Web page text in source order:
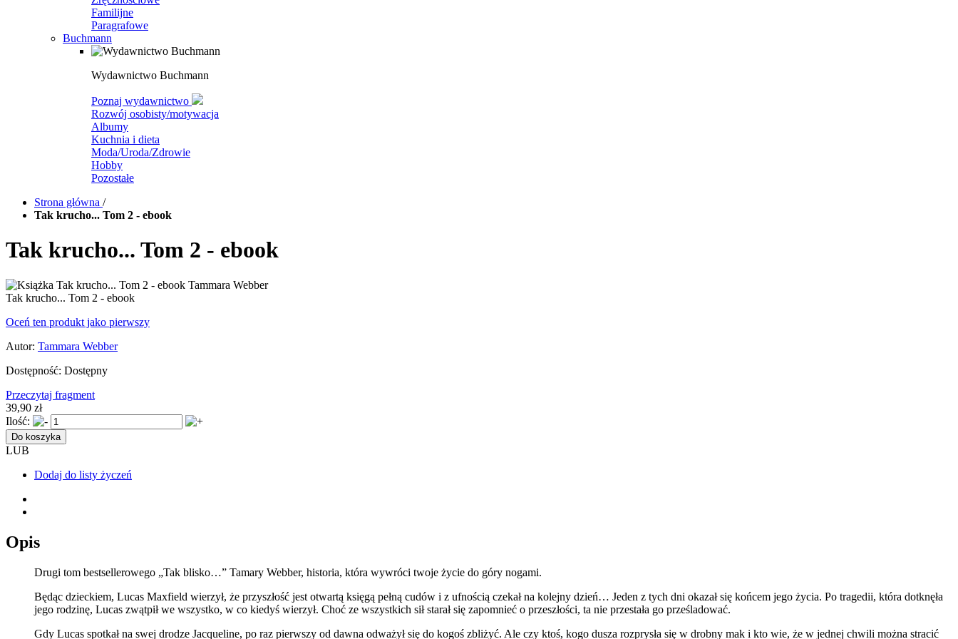
Familijne
Paragrafowe
Buchmann
Wydawnictwo Buchmann
Poznaj wydawnictwo
Rozwój osobisty/motywacja
Albumy
Kuchnia i dieta
Moda/Uroda/Zdrowie
Hobby
Pozostałe
Strona główna /
Tak krucho... Tom 2 - ebook
Tak krucho... Tom 2 - ebook
Tak krucho... Tom 2 - ebook
Oceń ten produkt jako pierwszy
Autor: Tammara Webber
Dostępność: Dostępny
Przeczytaj fragment
39,90 zł
Ilość:
Do koszyka
LUB
Dodaj do listy życzeń
Opis
Drugi tom bestsellerowego „Tak blisko…” Tamary Webber, historia, która wywróci twoje życie do góry nogami.
Będąc dzieckiem, Lucas Maxfield wierzył, że przyszłość jest otwartą księgą pełną cudów i z ufnością czekał na kolejny dzień… Jeden z tych dni okazał się końcem jego życia. Po tragedii, która dotknęła
jego rodzinę, Lucas zwątpił we wszystko, w co kiedyś wierzył. Choć ze wszystkich sił starał się zapomnieć o przeszłości, ta nie przestała go prześladować.
Gdy Lucas spotkał na swej drodze Jacqueline, po raz pierwszy od dawna odważył się do kogoś zbliżyć. Ale czy ktoś, kogo dusza rozprysła się w drobny mak i kto wie, że w jednej chwili można stracić